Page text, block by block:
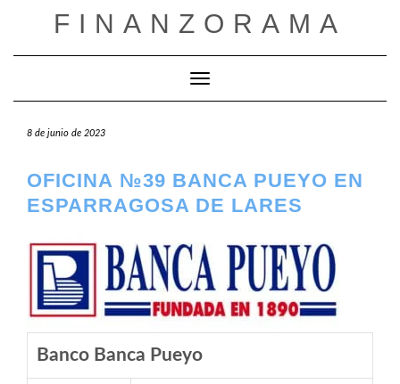
FINANZORAMA
Cambiar modo de navegación
8 de junio de 2023
OFICINA №39 BANCA PUEYO EN
ESPARRAGOSA DE LARES
Banco Banca Pueyo